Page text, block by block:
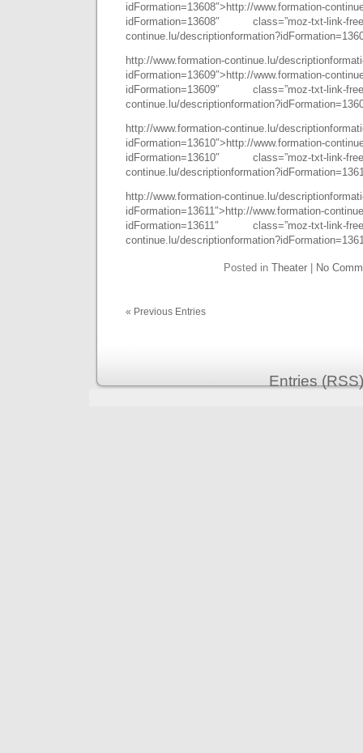
idFormation=13608″>http://www.formation-
idFormation=13608″ class=”moz-txt-link-
continue.lu/
http://www.formation-continue.lu/
idFormation=13609″>http://www.formation-
idFormation=13609″ class=”moz-txt-link-
continue.lu/
http://www.formation-continue.lu/
idFormation=13610″>http://www.formation-
idFormation=13610″ class=”moz-txt-link-
continue.lu/
http://www.formation-continue.lu/
idFormation=13611″>http://www.formation-
idFormation=13611″ class=”moz-txt-link-
continue.lu/
Posted in Theater No
« Previous Entries
Entries (RSS)